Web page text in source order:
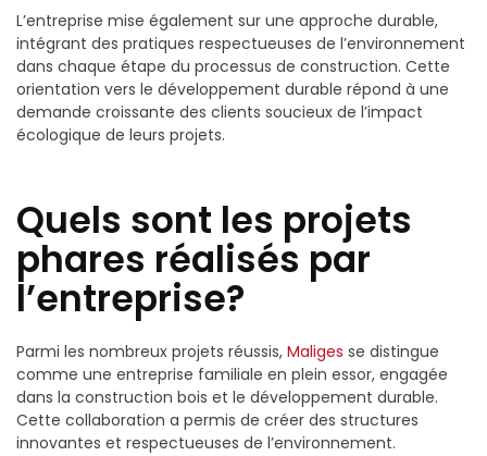
L’entreprise mise également sur une approche durable,
intégrant des pratiques respectueuses de l’environnement
dans chaque étape du processus de construction. Cette
orientation vers le développement durable répond à une
demande croissante des clients soucieux de l’impact
écologique de leurs projets.
Quels sont les projets
phares réalisés par
l’entreprise?
Parmi les nombreux projets réussis, Maliges se distingue
comme une entreprise familiale en plein essor, engagée
dans la construction bois et le développement durable.
Cette collaboration a permis de créer des structures
innovantes et respectueuses de l’environnement.